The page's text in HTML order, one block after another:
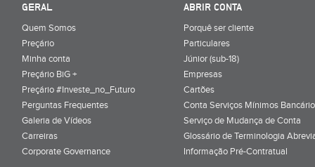
GERAL
Quem Somos
Preçário
Minha conta
Preçário BiG +
Preçário #Investe_no_Futuro
Perguntas Frequentes
Galeria de Vídeos
Carreiras
Corporate Governance
ABRIR CONTA
Porquê ser cliente
Particulares
Júnior (sub-18)
Empresas
Cartões
Conta Serviços Mínimos
Serviço de Mudança de Conta
Glossário de Terminologia
Informação Pré-Contratual